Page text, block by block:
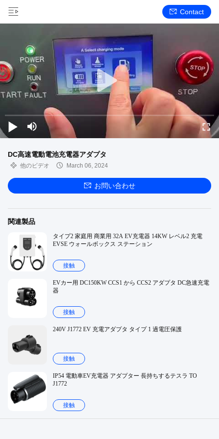
Contact
DC高速電動電池充電器アダプタ
他のビデオ March 06, 2024
お問い合わせ
関連製品
タイプ2 家庭用 商業用 32A EV充電器 14KW レベル2 充電
EVSE ウォールボックス ステーション
接触
EVカー用 DC150KW CCS1 から CCS2 アダプタ DC急速充電
器
接触
240V J1772 EV 充電アダプタ タイプ 1 過電圧保護
接触
IP54 電動車EV充電器 アダプター 長持ちするテスラ TO
J1772
接触